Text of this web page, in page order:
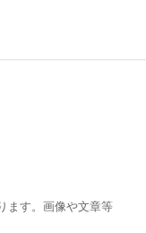
ます。画像や文章等